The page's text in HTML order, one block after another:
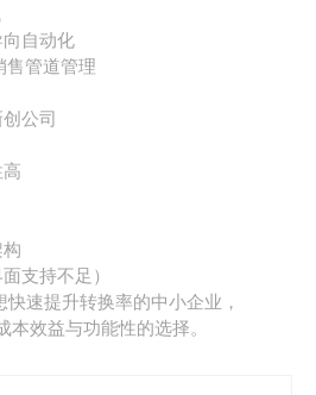
自动化
售管道管理
公司
支持不足）
快速提升转换率的中小企业，
本效益与功能性的选择。